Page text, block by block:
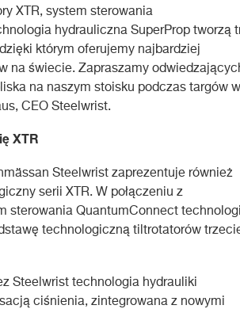
XTR, system sterowania
hydrauliczna SuperProp tworzą
którym oferujemy najbardziej
na świecie. Zapraszamy
na naszym stoisku podczas targów w
CEO Steelwrist.
XTR
Steelwrist zaprezentuje również
serii XTR. W połączeniu z
sterowania QuantumConnect
technologiczną tiltrotatorów
Steelwrist technologia hydrauliki
ciśnienia, zintegrowana z nowymi